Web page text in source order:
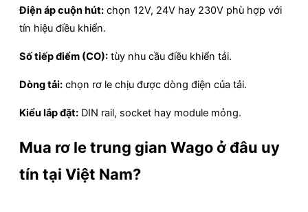
Điện áp cuộn hút: chọn 12V, 24V hay 230V phù hợp với
tín hiệu điều khiển.
Số tiếp điểm (CO): tùy nhu cầu điều khiển tải.
Dòng tải: chọn rơ le chịu được dòng điện của tải.
Kiểu lắp đặt: DIN rail, socket hay module mỏng.
Mua rơ le trung gian Wago ở đâu uy
tín tại Việt Nam?